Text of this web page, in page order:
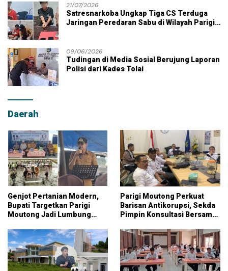
21/07/2026
Satresnarkoba Ungkap Tiga CS Terduga
Jaringan Peredaran Sabu di Wilayah Parigi
09/06/2026
Tudingan di Media Sosial Berujung Laporan
Polisi dari Kades Tolai
Daerah
Genjot Pertanian Modern,
Bupati Targetkan Parigi
Moutong Jadi Lumbung
Parigi Moutong Perkuat
Barisan Antikorupsi, Sekda
Pimpin Konsultasi Bersama